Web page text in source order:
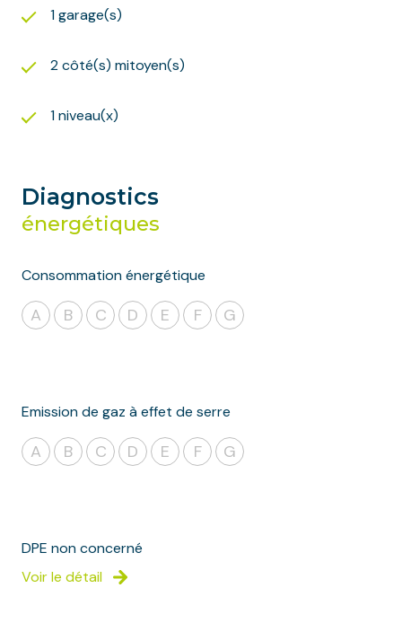
1 garage(s)
2 côté(s) mitoyen(s)
1 niveau(x)
Diagnostics
énergétiques
Consommation énergétique
A B C D E F G
Emission de gaz à effet de serre
A B C D E F G
DPE non concerné
Voir le détail